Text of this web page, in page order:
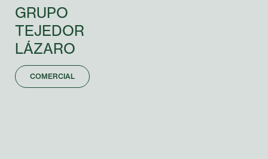
GRUPO
TEJEDOR
LÁZARO
COMERCIAL